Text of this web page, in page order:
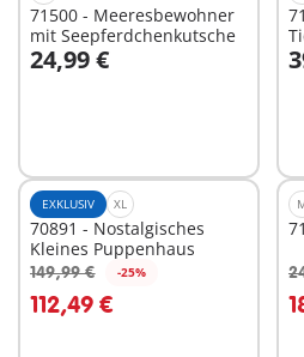
71500 - Meeresbewohner
mit Seepferdchenkutsche
24,99 €
In den Warenkorb
EXKLUSIV XL
70891 - Nostalgisches
Kleines Puppenhaus
149,99 € -25%
112,49 €
In den Warenkorb